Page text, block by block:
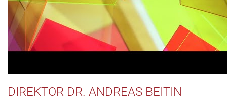
DIREKTOR DR. ANDREAS BEITIN